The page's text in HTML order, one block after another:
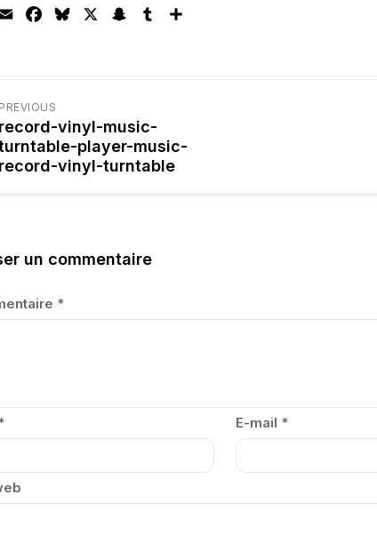
Email FacebookBluesky Snapchat
Tumblr
PREVIOUS
record-vinyl-music-
player-music-
record-vinyl-turntable
un commentaire
*
E-mail *